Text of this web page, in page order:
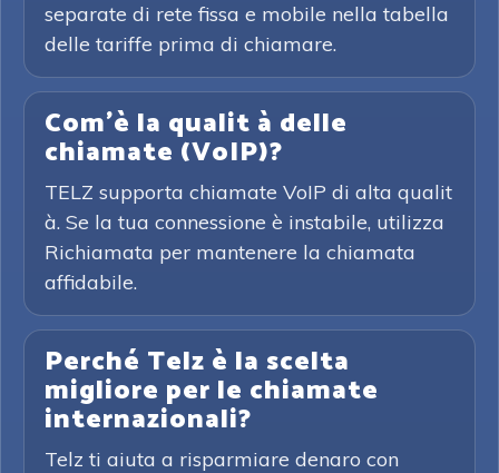
separate di rete fissa e mobile nella tabella
delle tariffe prima di chiamare.
Com'è la qualit à delle
chiamate (VoIP)?
TELZ supporta chiamate VoIP di alta qualit
à. Se la tua connessione è instabile, utilizza
Richiamata per mantenere la chiamata
affidabile.
Perché Telz è la scelta
migliore per le chiamate
internazionali?
Telz ti aiuta a risparmiare denaro con